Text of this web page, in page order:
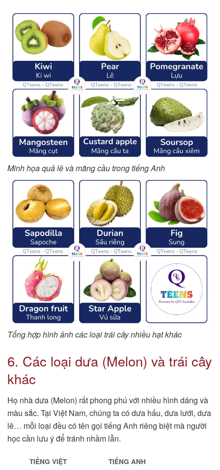
Minh họa quả lê và mãng cầu trong tiếng Anh
Tổng hợp hình ảnh các loại trái cây nhiều hạt khác
6. Các loại dưa (Melon) và trái cây
khác
Họ nhà dưa (Melon) rất phong phú với nhiều hình dáng và
màu sắc. Tại Việt Nam, chúng ta có dưa hấu, dưa lưới, dưa
lê… mỗi loại đều có tên gọi tiếng Anh riêng biệt mà người
học cần lưu ý để tránh nhầm lẫn.
TIẾNG VIỆT TIẾNG ANH